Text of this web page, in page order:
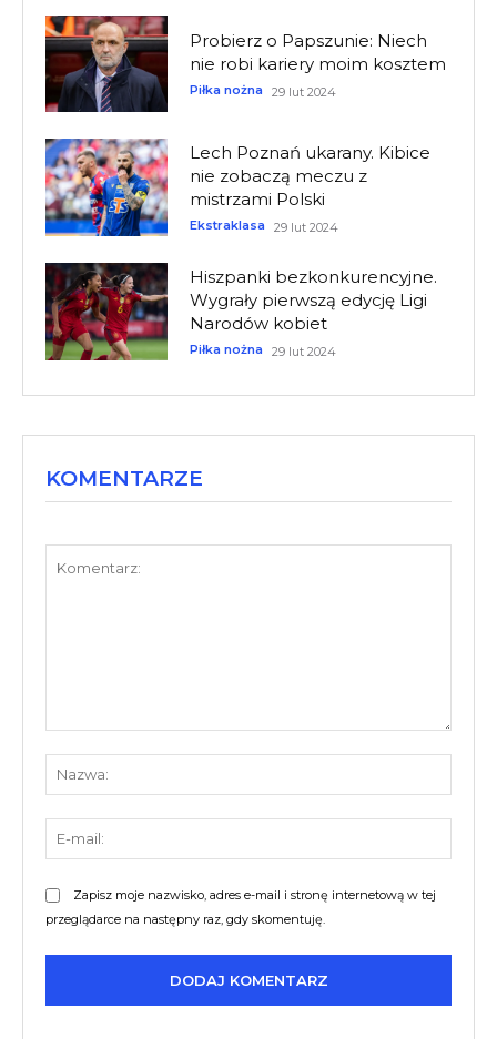
Probierz o Papszunie: Niech
nie robi kariery moim kosztem
Piłka nożna 29 lut 2024
Lech Poznań ukarany. Kibice
nie zobaczą meczu z
mistrzami Polski
Ekstraklasa 29 lut 2024
Hiszpanki bezkonkurencyjne.
Wygrały pierwszą edycję Ligi
Narodów kobiet
Piłka nożna 29 lut 2024
KOMENTARZE
Zapisz moje nazwisko, adres e-mail i stronę internetową w tej
przeglądarce na następny raz, gdy skomentuję.